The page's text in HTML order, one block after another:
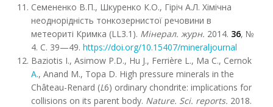
Семененко В.П., Шкуренко К.О., Гіріч А.Л. Хімічна
неоднорідність тонкозернистої речовини в
метеориті Кримка (LL3.1). Мінерал. журн. 2014. 36, №
4. С. 39—49. https://doi.org/10.15407/mineraljournal
Baziotis I., Asimow P.D., Hu J., Ferrière L., Ma C., Cernok
A., Anand M., Topa D. High pressure minerals in the
Château-Renard (L6) ordinary chondrite: implications for
collisions on its parent body. Nature. Sci. reports. 2018.